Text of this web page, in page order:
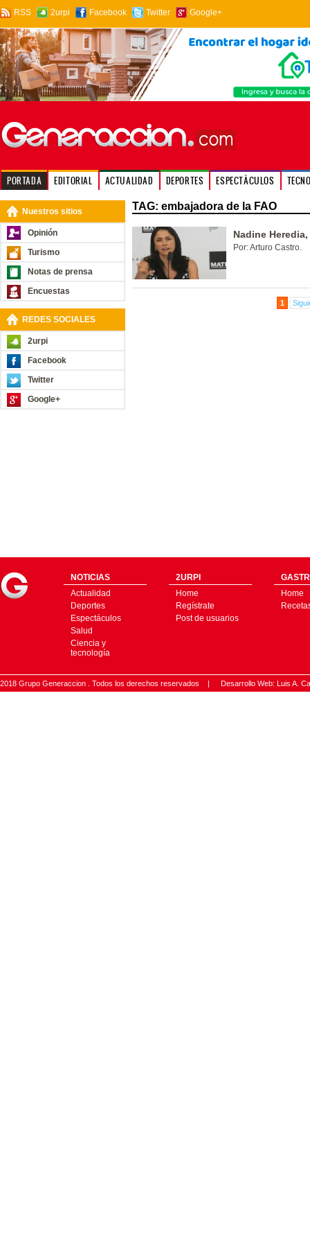
RSS 2urpi Facebook Twitter Google+
PORTADA EDITORIAL ACTUALIDAD DEPORTES ESPECTÁCULOS
Nuestros sitios
Opinión
Turismo
Notas de prensa
Encuestas
REDES SOCIALES
2urpi
Facebook
Twitter
Google+
TAG: embajadora de la FAO
Nadine
Por: Arturo Castro.
1
NOTICIAS
Actualidad
Deportes
Espectáculos
Salud
Ciencia y
tecnología
2URPI
Home
Regístrate
Post de usuarios
Home
2018 Grupo Generaccion . Todos los derechos reservados | Desarrollo Web: Luis